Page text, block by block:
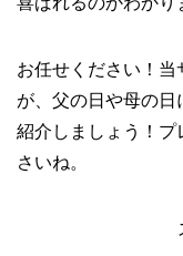
お任せください！
が、父の日や母の日
紹介しましょう！プ
さいね。